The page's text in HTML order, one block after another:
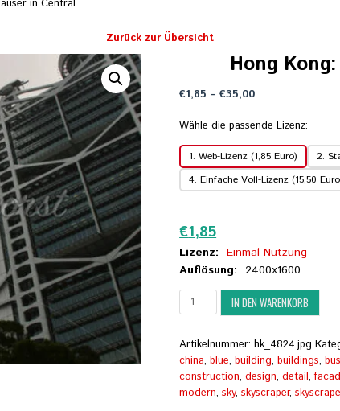
in Central
Zurück zur Übersicht
Hong
€1,85 –€35,00Preisspanne:
bis
€35,00
Wähle die passende Lizenz:
1. Web-Lizenz (1,85 Euro) 2.
4. Einfache Voll-Lizenz (15,50
€1,85
Lizenz: Einmal-Nutzung
Auflösung: 2400x1600
Hong
Kong:
Hochhäuser
in
Central
Menge
IN DEN WARENKORB
Artikelnummer:hk_4824.jpg
china,blue,building,buildings,
construction,design,detail,
modern,sky,skyscraper,